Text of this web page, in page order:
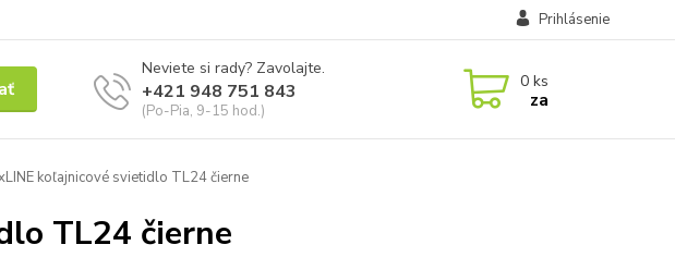
Prihlásenie
Neviete si rady? Zavolajte.
+421 948 751 843
(Po-Pia, 9-15 hod.)
0 ks
za
koľajnicové svietidlo TL24 čierne
TL24 čierne